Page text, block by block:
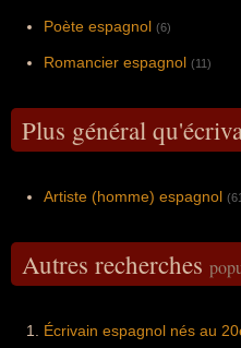
Poète espagnol (6)
Romancier espagnol (11)
Plus général
Artiste (homme) espagnol
Autres recherches
Écrivain espagnol nés au